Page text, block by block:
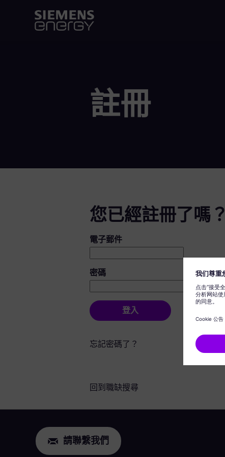
註冊
您已經註冊了嗎？
登入：使用者和密碼
電子郵件
密碼
登入
忘記密碼了？
回到職缺搜尋
請聯繫我們